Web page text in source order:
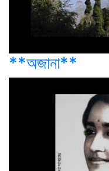
**অজানা**